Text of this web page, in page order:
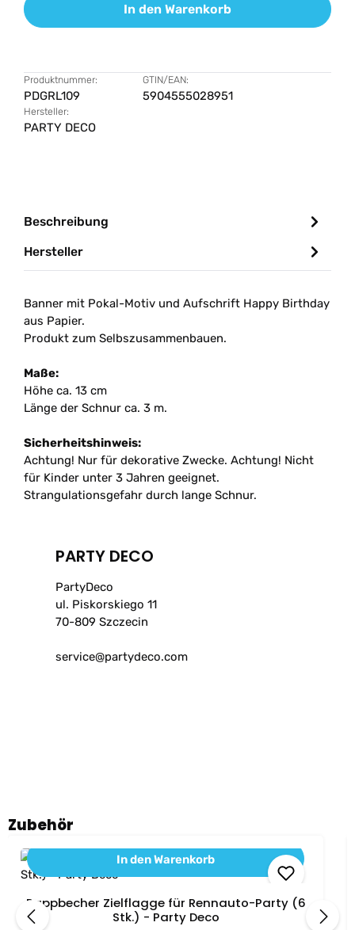
In den Warenkorb
Produktnummer:
PDGRL109
GTIN/EAN:
5904555028951
Hersteller:
PARTY DECO
Beschreibung
Hersteller
Banner mit Pokal-Motiv und Aufschrift Happy Birthday
aus Papier.
Produkt zum Selbszusammenbauen.
Maße:
Höhe ca. 13 cm
Länge der Schnur ca. 3 m.
Sicherheitshinweis:
Achtung! Nur für dekorative Zwecke. Achtung! Nicht
für Kinder unter 3 Jahren geeignet.
Strangulationsgefahr durch lange Schnur.
PARTY DECO
PartyDeco
ul. Piskorskiego 11
70-809 Szczecin
service@partydeco.com
Produktgalerie überspringen
Zubehör
In den Warenkorb
Pappbecher Zielflagge für Rennauto-Party (6
Stk.) - Party Deco